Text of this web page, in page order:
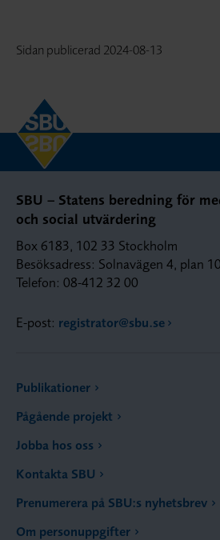
Sidan publicerad 2024-08-13
SBU – Statens beredning för
och social utvärdering
Box 6183, 102 33 Stockholm
Besöksadress: Solnavägen 4, plan 10
Telefon: 08-412 32 00
E-post: registrator@sbu.se
Publikationer
Pågående projekt
Jobba hos oss
Kontakta SBU
Prenumerera på SBU:s nyhetsbrev
Om personuppgifter